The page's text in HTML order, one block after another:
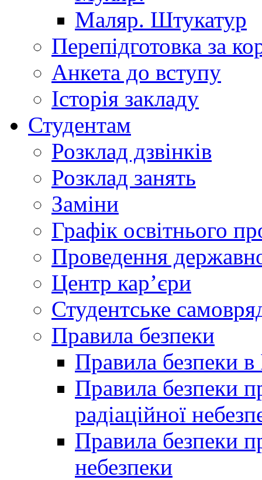
Маляр. Штукатур
Перепідготовка за
Анкета до вступу
Історія закладу
Студентам
Розклад дзвінків
Розклад занять
Заміни
Графік освітнього
Проведення
Центр кар’єри
Студентське
Правила безпеки
Правила безпеки в
Правила безпеки
радіаційної
Правила безпеки
небезпеки